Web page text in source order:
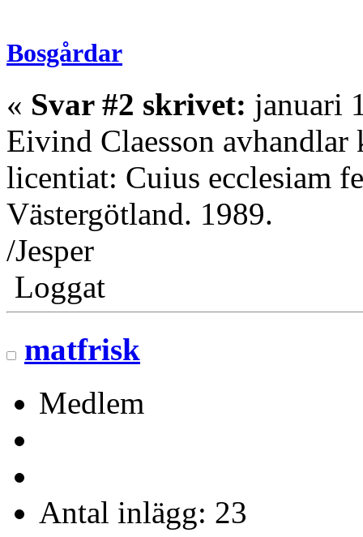
Bosgårdar
« Svar #2 skrivet: januari
Eivind Claesson avhandlar
licentiat: Cuius ecclesiam
Västergötland. 1989.
/Jesper
Loggat
matfrisk
Medlem
Antal inlägg: 23